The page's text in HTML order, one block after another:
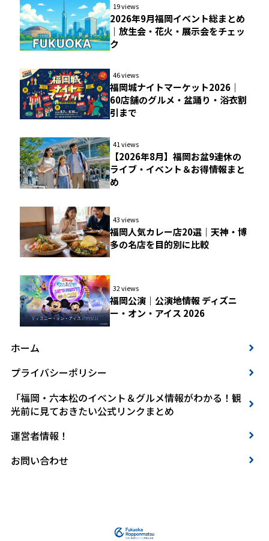
19 views
2026年9月福岡イベント総まとめ
｜放生会・花火・展示会をチェッ
ク
46 views
福岡城ナイトマーケット2026｜
60店舗のグルメ・盆踊り・浴衣割
引まで
41 views
【2026年8月】福岡お盆9連休の
ライブ・イベント＆お得情報まと
め
43 views
福岡人気カレー店20選｜天神・博
多の名店を目的別に比較
32 views
福岡公演｜公演地情報 ディズニ
ー・オン・アイス 2026
ホーム
プライバシーポリシー
「福岡・六本松のイベント＆グルメ情報がわかる！観
光前に見ておきたい公式リンクまとめ
運営者情報！
お問い合わせ